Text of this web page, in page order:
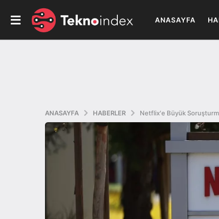
ANASAYFA
ANASAYFA HABERLER Netflix'e Büyük